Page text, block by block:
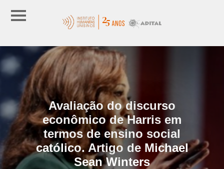
Avaliação do discurso
econômico de Harris em
termos de ensino social
católico. Artigo de Michael
Sean Winters